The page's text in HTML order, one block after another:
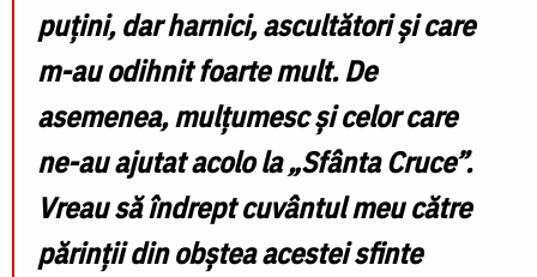
puțini, dar harnici, ascultători și care
m-au odihnit foarte mult. De
asemenea, mulțumesc și celor care
ne-au ajutat acolo la „Sfânta Cruce”.
Vreau să îndrept cuvântul meu către
părinții din obștea acestei sfinte